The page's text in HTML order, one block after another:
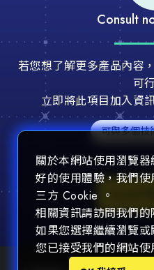
Consult
若您想了解更多產品內容
可
立即將此項目加入資
可與多個技
Consult
關於本網站使用瀏覽
好的使用體驗，我們
三方 Cookie 。
相關資訊請訪問我們
如果您選擇繼續瀏覽
您已接受我們的網站使